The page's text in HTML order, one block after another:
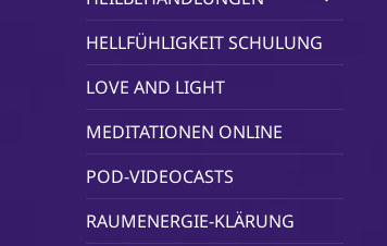
öffnen
HELLFÜHLIGKEIT SCHULUNG
LOVE AND LIGHT
MEDITATIONEN ONLINE
POD-VIDEOCASTS
RAUMENERGIE-KLÄRUNG